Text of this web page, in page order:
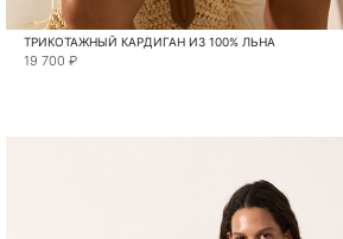
ТРИКОТАЖНЫЙ КАРДИГАН ИЗ 100% ЛЬНА
19 700 ₽